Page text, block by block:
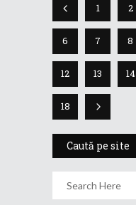
1 2
6 7 8
12 13 14
18
Caută pe site